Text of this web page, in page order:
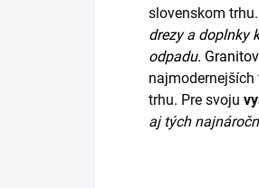
slovenskom
drezya doplnky
odpadu.
trhu. Pre svoju
aj tých